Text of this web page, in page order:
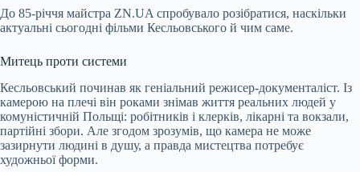
До 85-річчя майстра ZN.UA спробувало розібратися, наскільки
актуальні сьогодні фільми Кесльовського й чим саме.
Митець проти системи
Кесльовський починав як геніальний режисер-документаліст. Із
камерою на плечі він роками знімав життя реальних людей у
комуністичній Польщі: робітників і клерків, лікарні та вокзали,
партійні збори. Але згодом зрозумів, що камера не може
зазирнути людині в душу, а правда мистецтва потребує
художньої форми.